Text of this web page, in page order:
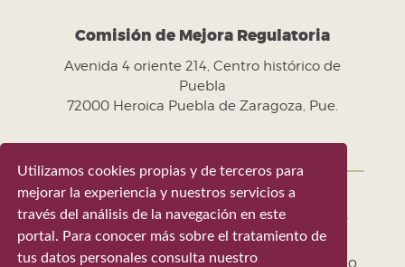
Utilizamos cookies propias y de terceros para
mejorar la experiencia y nuestros servicios a
través del análisis de la navegación en este
portal. Para conocer más sobre el tratamiento de
tus datos personales consulta nuestro
Comisión de Mejora Regulatoria
Avenida 4 oriente 214, Centro histórico de
Puebla
72000 Heroica Puebla de Zaragoza, Pue.
Gobierno de la Ciudad de Puebla 2024-
2027
Tel. +52 (222) 309 43 00 - Puebla, Pue. México